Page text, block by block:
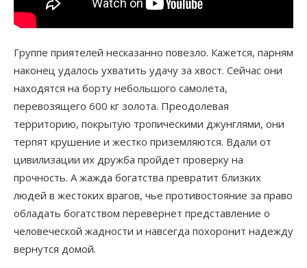
Группе приятелей несказанно повезло. Кажется, парням
наконец удалось ухватить удачу за хвост. Сейчас они
находятся на борту небольшого самолета,
перевозящего 600 кг золота. Преодолевая
территорию, покрытую тропическими джунглями, они
терпят крушение и жестко приземляются. Вдали от
цивилизации их дружба пройдет проверку на
прочность. А жажда богатства превратит близких
людей в жестоких врагов, чье противостояние за право
обладать богатством перевернет представление о
человеческой жадности и навсегда похоронит надежду
вернутся домой.